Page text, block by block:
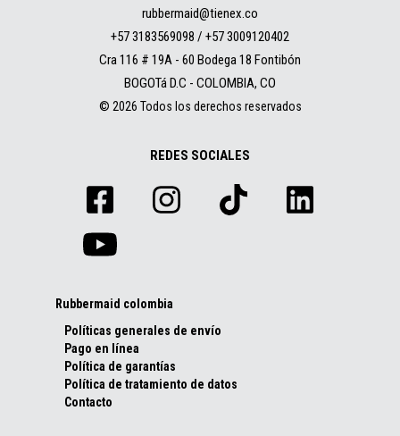
rubbermaid@tienex.co
+57 3183569098 / +57 3009120402
Cra 116 # 19A - 60 Bodega 18 Fontibón
BOGOTá D.C - COLOMBIA, CO
© 2026 Todos los derechos reservados
REDES SOCIALES
Rubbermaid colombia
Políticas generales de envío
Pago en línea
Política de garantías
Política de tratamiento de datos
Contacto